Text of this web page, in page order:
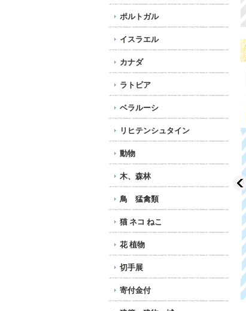
ポルトガル
イスラエル
カナダ
ラトビア
ベラルーシ
リヒテンシュタイン
動物
木、森林
鳥 猛禽類
猫 ネコ ねこ
花 植物
切手展
寄付金付
アメリカ 1957年 クリス
アメリカ 1939年 クリ
スマスシール
158円